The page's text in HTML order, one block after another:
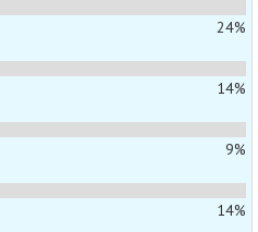
24%
14%
9%
14%